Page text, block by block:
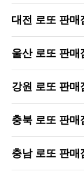
대전 로또 판매
울산 로또 판매
강원 로또 판매
충북 로또 판매
충남 로또 판매